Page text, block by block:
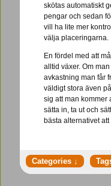
skötas automatiskt
pengar och sedan
vill ha lite mer
välja placeringarna.
En fördel med att
alltid växer. Om
avkastning man får
väldigt stora även
sig att man kommer
sätta in, ta ut och
bästa alternativet att